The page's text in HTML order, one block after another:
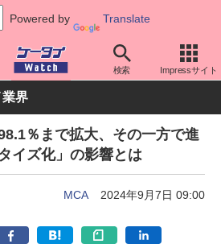
Powered by Translate
検索 Impressサイト
調査
界
％まで拡大、その一方で進
イズ化」の影響とは
MCA 2024年9月7日 09:00